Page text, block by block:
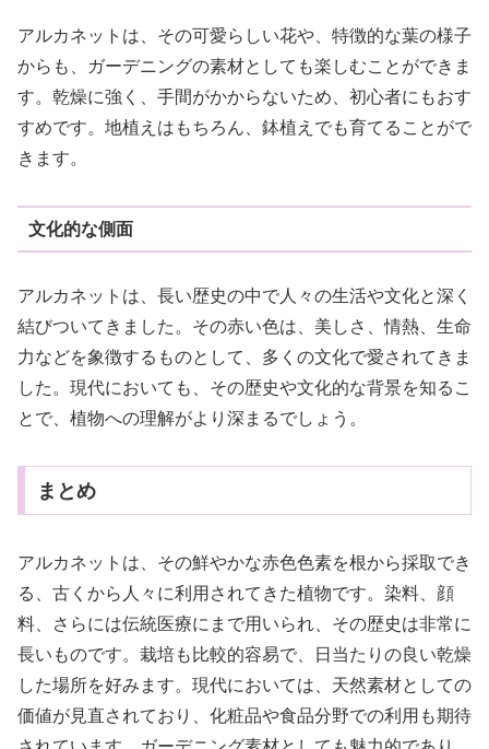
アルカネットは、その可愛らしい花や、特徴的な葉の様子
からも、ガーデニングの素材としても楽しむことができま
す。乾燥に強く、手間がかからないため、初心者にもおす
すめです。地植えはもちろん、鉢植えでも育てることがで
きます。
文化的な側面
アルカネットは、長い歴史の中で人々の生活や文化と深く
結びついてきました。その赤い色は、美しさ、情熱、生命
力などを象徴するものとして、多くの文化で愛されてきま
した。現代においても、その歴史や文化的な背景を知るこ
とで、植物への理解がより深まるでしょう。
まとめ
アルカネットは、その鮮やかな赤色色素を根から採取でき
る、古くから人々に利用されてきた植物です。染料、顔
料、さらには伝統医療にまで用いられ、その歴史は非常に
長いものです。栽培も比較的容易で、日当たりの良い乾燥
した場所を好みます。現代においては、天然素材としての
価値が見直されており、化粧品や食品分野での利用も期待